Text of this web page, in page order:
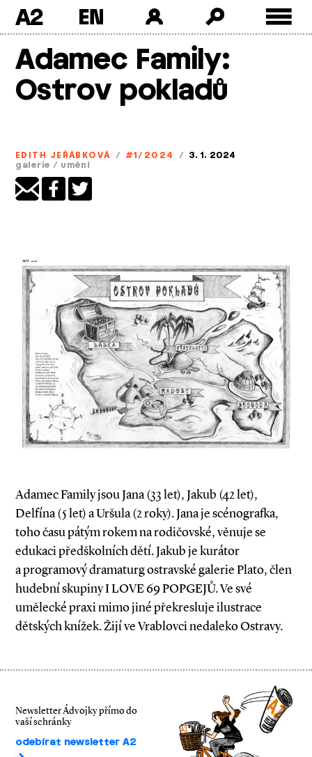
A2
Adamec Family:
Ostrov pokladů
EDITH JEŘÁBKOVÁ / #1/2024 / 3. 1. 2024
galerie / umění
Adamec Family jsou Jana (33 let), Jakub (42 let),
Delfína (5 let) a Uršula (2 roky). Jana je scénografka,
toho času pátým rokem na rodičovské, věnuje se
edukaci předškolních dětí. Jakub je kurátor
a programový dramaturg ostravské galerie Plato, člen
hudební skupiny I LOVE 69 POPGEJŮ. Ve své
umělecké praxi mimo jiné překresluje ilustrace
dětských knížek. Žijí ve Vrablovci nedaleko Ostravy.
Newsletter Ádvojky přímo do
vaší schránky
odebírat newsletter A2